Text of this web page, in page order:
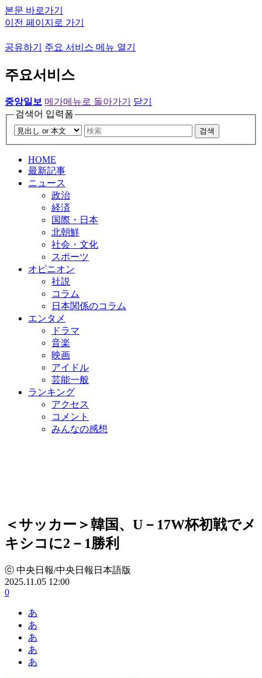
본문 바로가기
이전 페이지로 가기
공유하기 주요 서비스 메뉴 열기
주요서비스
중앙일보 메가메뉴로 돌아가기
닫기
검색어 입력폼
검색
HOME
最新記事
ニュース
政治
経済
国際・日本
北朝鮮
社会・文化
スポーツ
オピニオン
社説
コラム
日本関係のコラム
エンタメ
ドラマ
音楽
映画
アイドル
芸能一般
ランキング
アクセス
コメント
みんなの感想
＜サッカー＞韓国、U－17W杯初戦でメ
キシコに2－1勝利
ⓒ 中央日報/中央日報日本語版
2025.11.05 12:00
0
あ
あ
あ
あ
あ